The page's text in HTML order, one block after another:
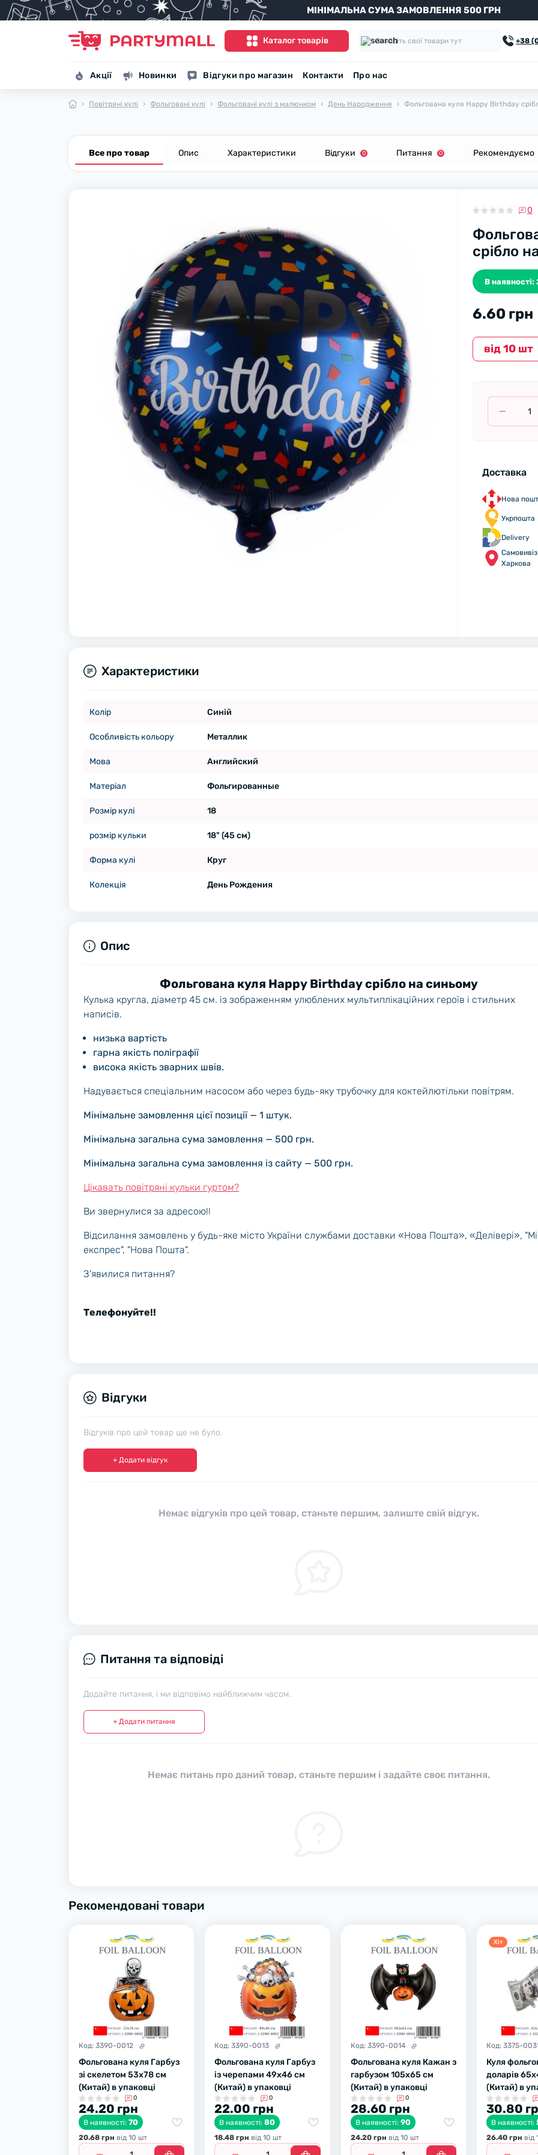
МІНІМАЛЬНА СУМА ЗАМОВЛЕННЯ 500 ГРН
Каталог товарів +38
Акції Новинки Відгуки про магазин Контакти Про нас
Повітряні кулі Фольговані кулі Фольговані кулі з малюнком День Народження Фольгована куля Happy Birthday
Все про товар Опис Характеристики Відгуки 0 Питання 0 Рекомендуємо
0
срібло
В наявності:
6.60 грн
вiд 10 шт
Доставка
Нова
Укрпошта
Delivery
Самовивіз
Харкова
Характеристики
Колір Синій
Особливість кольору Металлик
Мова Английский
Матеріал Фольгированные
Розмір кулі 18
розмір кульки 18" (45 см)
Форма кулі Круг
Колекція День Рождения
Опис
Фольгована куля Happy Birthday срібло на синьому
Кулька кругла, діаметр 45 см. із зображенням улюблених мультиплікаційних героїв і стильних
написів.
низька вартість
гарна якість поліграфії
висока якість зварних швів.
Надувається спеціальним насосом або через будь-яку трубочку для коктейлютільки повітрям.
Мінімальне замовлення цієї позиції — 1 штук.
Мінімальна загальна сума замовлення — 500 грн.
Мінімальна загальна сума замовлення із сайту — 500 грн.
Цікавать повітряні кульки гуртом?
Ви звернулися за адресою!!
Відсилання замовлень у будь-яке місто України службами доставки «Нова Пошта», «Делівері»,
експрес", "Нова Пошта".
З'явилися питання?
Телефонуйте!!
Відгуки
Відгуків про цей товар ще не було.
+ Додати відгук
Немає відгуків про цей товар, станьте першим, залиште свій відгук.
Питання та відповіді
Додайте питання, і ми відповімо найближчим часом.
+ Додати питання
Немає питань про даний товар, станьте першим і задайте своє питання.
Рекомендовані товари
Код: 3390-0012
Фольгована куля Гарбуз
зі скелетом 53х78 см
(Китай) в упаковці
0
24.20 грн
В наявності: 70
20.68 грн вiд 10 шт
Код:3390-0013
Фольгована куля Гарбуз
із черепами 49х46 см
(Китай) в упаковці
0
22.00 грн
В наявності:80
18.48 грн вiд 10 шт
Код: 3390-0014
Фольгована куля Кажан з
гарбузом 105х65 см
(Китай) в упаковці
0
28.60 грн
В наявності: 90
24.20 грн вiд 10 шт
Хiт
Код:3375-
Куля
доларів
(Китай) в
30.80
В наявності:
26.40 грн вiд